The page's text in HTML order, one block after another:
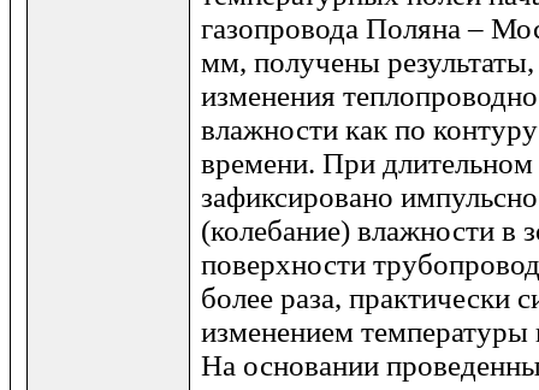
газопровода Поляна –
мм, получены
изменения
влажности как по
времени. При
зафиксировано
(колебание) влажности в
поверхности
более раза, практически
изменением температуры
На основании